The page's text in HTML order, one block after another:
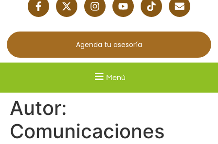
Agenda tu asesoría
Menú
Autor:
Comunicaciones